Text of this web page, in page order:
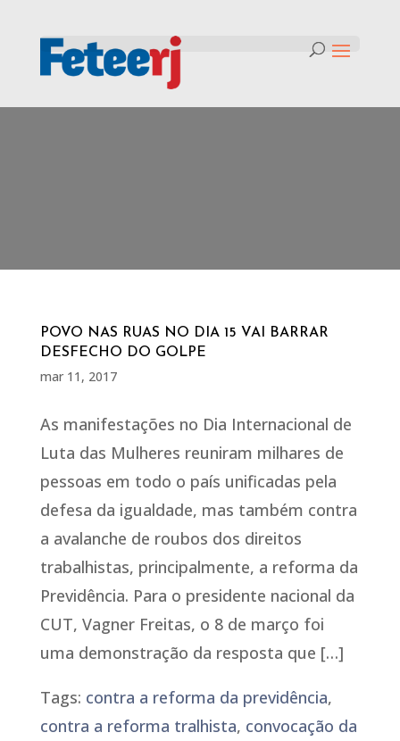
POVO NAS RUAS NO DIA 15 VAI BARRAR
DESFECHO DO GOLPE
mar 11, 2017
As manifestações no Dia Internacional de
Luta das Mulheres reuniram milhares de
pessoas em todo o país unificadas pela
defesa da igualdade, mas também contra
a avalanche de roubos dos direitos
trabalhistas, principalmente, a reforma da
Previdência. Para o presidente nacional da
CUT, Vagner Freitas, o 8 de março foi
uma demonstração da resposta que […]
Tags: contra a reforma da previdência,
contra a reforma tralhista, convocação da